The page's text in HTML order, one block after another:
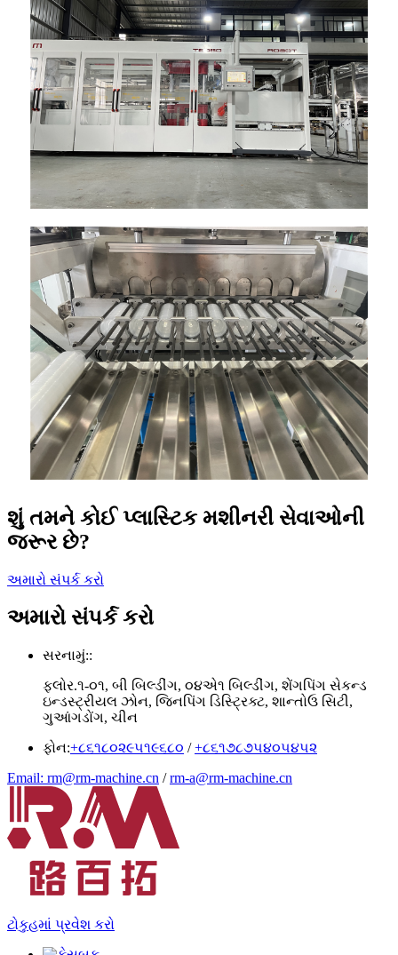
શું તમને કોઈ પ્લાસ્ટિક મશીનરી સેવાઓની
જરૂર છે?
અમારો સંપર્ક કરો
અમારો સંપર્ક કરો
સરનામું::
ફ્લોર.૧-૦૧, બી બિલ્ડીંગ, ૦૪એ૧ બિલ્ડીંગ, શેંગપિંગ સેકન્ડ
ઇન્ડસ્ટ્રીયલ ઝોન, જિનપિંગ ડિસ્ટ્રિક્ટ, શાન્તોઉ સિટી,
ગુઆંગડોંગ, ચીન
ફોન:+૮૬૧૮૦૨૯૫૧૯૬૮૦ /+૮૬૧૭૮૭૫૪૦૫૪૫૨
Email: rm@rm-machine.cn /rm-a@rm-machine.cn
ટોકુહમાં પ્રવેશ કરો